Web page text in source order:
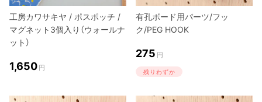
工房カワサキヤ / ポスポッチ /
マグネット3個入り（ウォールナ
ット）
1,650 円
有孔ボード用パーツ/フッ
ク/PEG HOOK
275 円
残りわずか